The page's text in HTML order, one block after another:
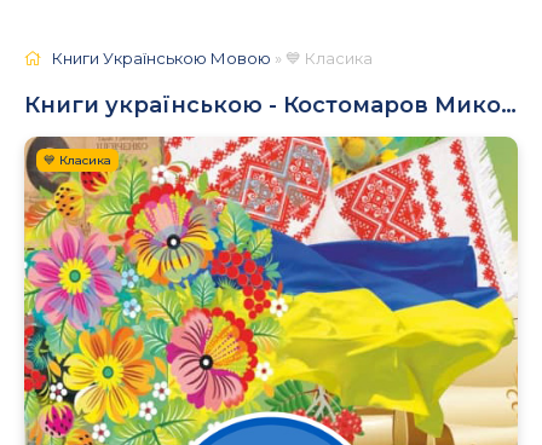
Книги Українською Мовою » 💙 Класика
Книги українською - Костомаров Микола
💙 Класика